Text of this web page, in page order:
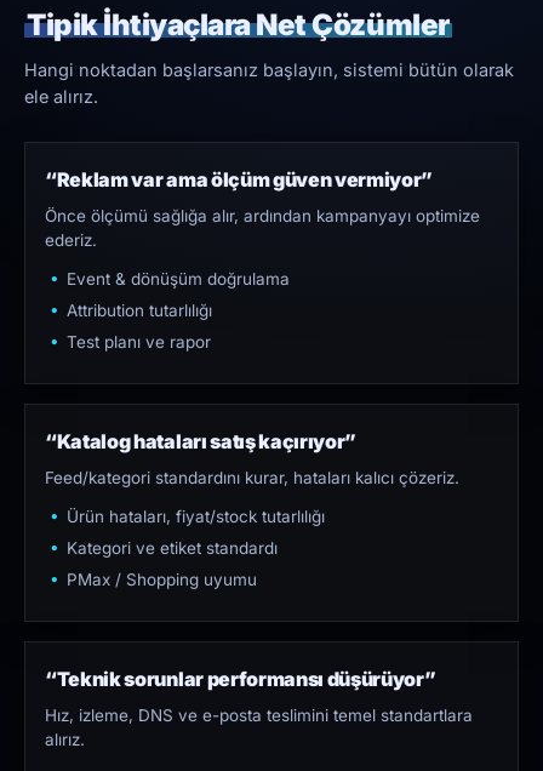
Tipik İhtiyaçlara Net Çözümler
Hangi noktadan başlarsanız başlayın, sistemi bütün olarak
ele alırız.
“Reklam var ama ölçüm güven vermiyor”
Önce ölçümü sağlığa alır, ardından kampanyayı optimize
ederiz.
Event & dönüşüm doğrulama
Attribution tutarlılığı
Test planı ve rapor
“Katalog hataları satış kaçırıyor”
Feed/kategori standardını kurar, hataları kalıcı çözeriz.
Ürün hataları, fiyat/stock tutarlılığı
Kategori ve etiket standardı
PMax / Shopping uyumu
“Teknik sorunlar performansı düşürüyor”
Hız, izleme, DNS ve e-posta teslimini temel standartlara
alırız.